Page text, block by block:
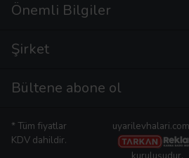
Önemli Bilgiler
Şirket
Bültene abone ol
* Tüm fiyatlar
KDV dahildir.